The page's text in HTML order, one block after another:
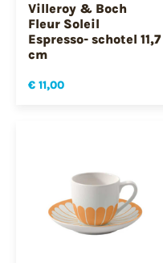
Villeroy & Boch
Fleur Soleil
Espresso- schotel 11,7
cm
€ 11,00